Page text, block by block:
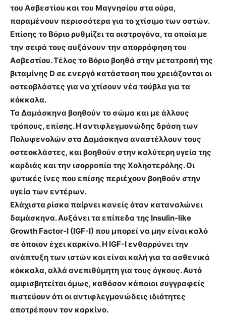
του Ασβεστίου και του Μαγνησίου στα ούρα,
παραμένουν περισσότερα για το χτίσιμο των οστών.
Επίσης το Βόριο ρυθμίζει τα οιστρογόνα, τα οποία με
την σειρά τους αυξάνουν την απορρόφηση του
Ασβεστίου. Τέλος το Βόριο βοηθά στην μετατροπή της
βιταμίνης D σε ενεργό κατάσταση που χρειάζονται οι
οστεοβλάστες για να χτίσουν νέα τούβλα για τα
κόκκαλα.
Τα Δαμάσκηνα βοηθούν το σώμα και με άλλους
τρόπους, επίσης. Η αντιφλεγμονώδης δράση των
Πολυφενολών στα Δαμάσκηνα αναστέλλουν τους
οστεοκλάστες, και βοηθούν στην καλύτερη υγεία της
καρδιάς και την ισορροπία της Χοληστερόλης. Οι
φυτικές ίνες που επίσης περιέχουν βοηθούν στην
υγεία των εντέρων.
Ελάχιστα ρίσκα παίρνει κανείς όταν καταναλώνει
δαμάσκηνα. Αυξάνει τα επίπεδα της Insulin-like
Growth Factor-I (IGF-I) που μπορεί να μην είναι καλό
σε όποιον έχει καρκίνο. Η IGF-I ενθαρρύνει την
ανάπτυξη των ιστών και είναι καλή για τα ασθενικά
κόκκαλα, αλλά ανεπιθύμητη για τους όγκους. Αυτό
αμφισβητείται όμως, καθόσον κάποιοι συγγραφείς
πιστεύουν ότι οι αντιφλεγμονώδεις ιδιότητες
αποτρέπουν τον καρκίνο.